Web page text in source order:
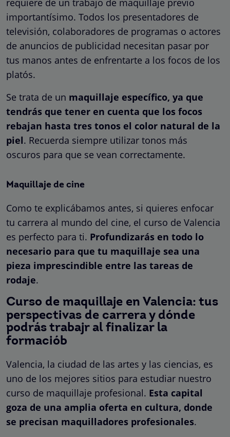
importantísimo. Todos los presentadores de
televisión, colaboradores de programas o actores
de anuncios de publicidad necesitan pasar por
tus manos antes de enfrentarte a los focos de los
platós.
Se trata de un maquillaje específico, ya que
tendrás que tener en cuenta que los focos
rebajan hasta tres tonos el color natural de la
piel. Recuerda siempre utilizar tonos más
oscuros para que se vean correctamente.
Maquillaje de cine
Como te explicábamos antes, si quieres enfocar
tu carrera al mundo del cine, el curso de Valencia
es perfecto para ti. Profundizarás en todo lo
necesario para que tu maquillaje sea una
pieza imprescindible entre las tareas de
rodaje.
Curso de maquillaje en Valencia: tus
perspectivas de carrera y dónde
podrás trabajr al finalizar la
formaciób
Valencia, la ciudad de las artes y las ciencias, es
uno de los mejores sitios para estudiar nuestro
curso de maquillaje profesional. Esta capital
goza de una amplia oferta en cultura, donde
se precisan maquilladores profesionales.